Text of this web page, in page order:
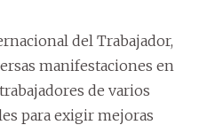
del Trabajador,
manifestaciones en
de varios
para exigir mejoras